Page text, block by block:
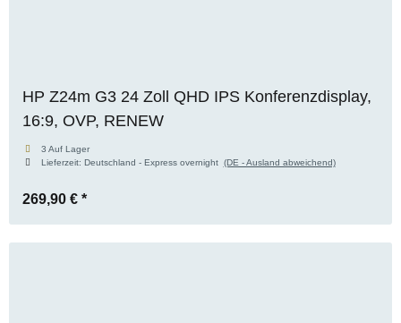
HP Z24m G3 24 Zoll QHD IPS Konferenzdisplay,
16:9, OVP, RENEW
3 Auf Lager
Lieferzeit: Deutschland - Express overnight (DE - Ausland abweichend)
269,90 € *